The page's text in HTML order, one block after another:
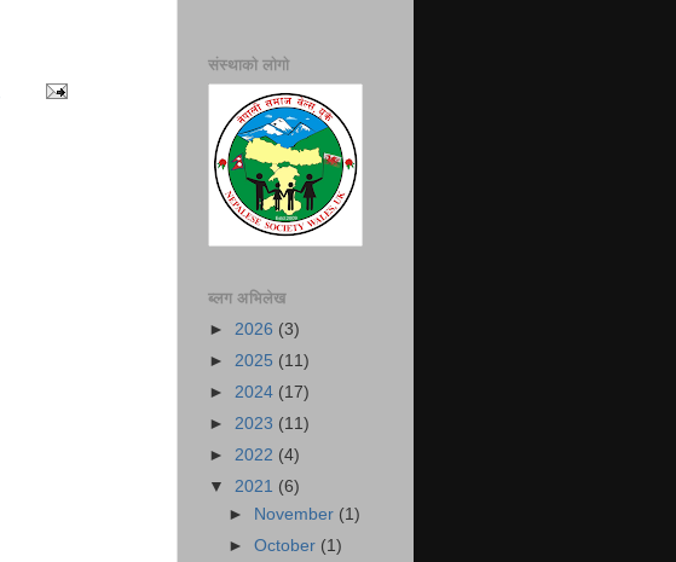
संस्थाको लोगो
ब्लग अभिलेख
► 2026 (3)
► 2025 (11)
► 2024 (17)
► 2023 (11)
► 2022 (4)
▼ 2021 (6)
►
November (1)
►October (1)